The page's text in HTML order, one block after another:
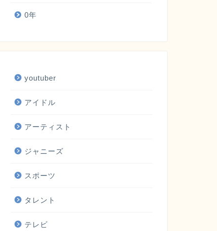
0年
youtuber
アイドル
アーティスト
ジャニーズ
スポーツ
タレント
テレビ